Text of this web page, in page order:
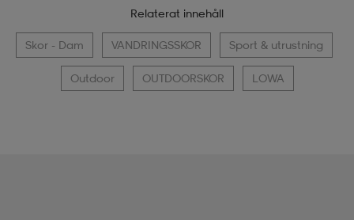
Relaterat innehåll
Skor - Dam VANDRINGSSKOR Sport & utrustning
Outdoor OUTDOORSKOR LOWA